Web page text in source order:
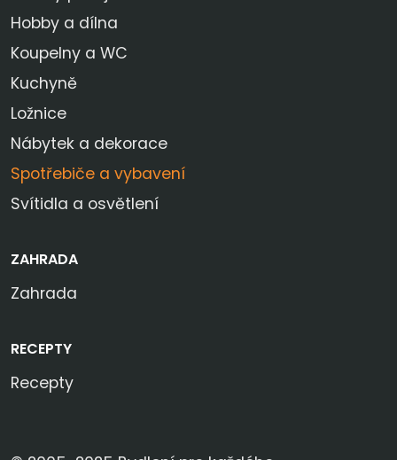
Hobby a dílna
Koupelny a WC
Kuchyně
Ložnice
Nábytek a dekorace
Spotřebiče a vybavení
Svítidla a osvětlení
ZAHRADA
Zahrada
RECEPTY
Recepty